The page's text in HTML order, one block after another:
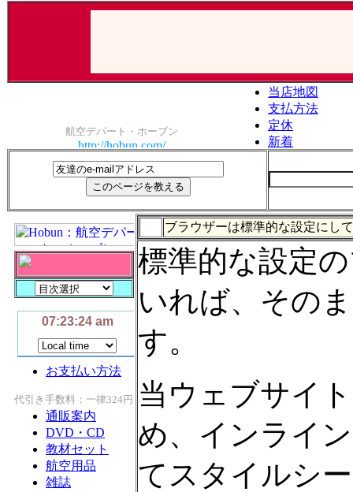
ブラウザーは標準的な設定にし
標準的な設定
いれば、その
す。
当ウェブサイ
め、インライ
てスタイルシ